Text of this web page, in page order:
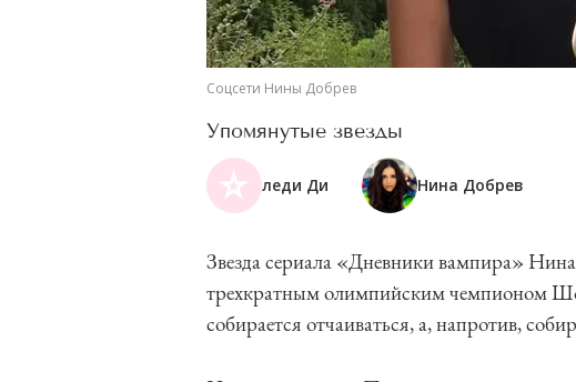
Соцсети Нины Добрев
Упомянутые звезды
леди Ди Нина Добрев
Звезда сериала «Дневники вампира»
трехкратным олимпийским чемпионом
собирается отчаиваться, а, напротив,